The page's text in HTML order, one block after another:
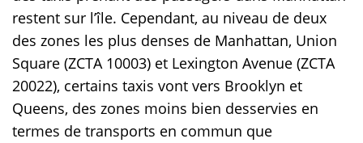
restent sur l’île. Cependant, au niveau de deux
des zones les plus denses de Manhattan, Union
Square (ZCTA 10003) et Lexington Avenue (ZCTA
20022), certains taxis vont vers Brooklyn et
Queens, des zones moins bien desservies en
termes de transports en commun que